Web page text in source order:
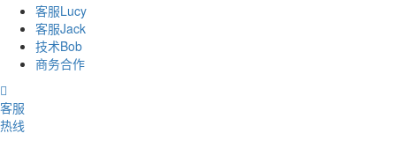
客服Lucy
客服Jack
技术Bob
商务合作

客服
热线